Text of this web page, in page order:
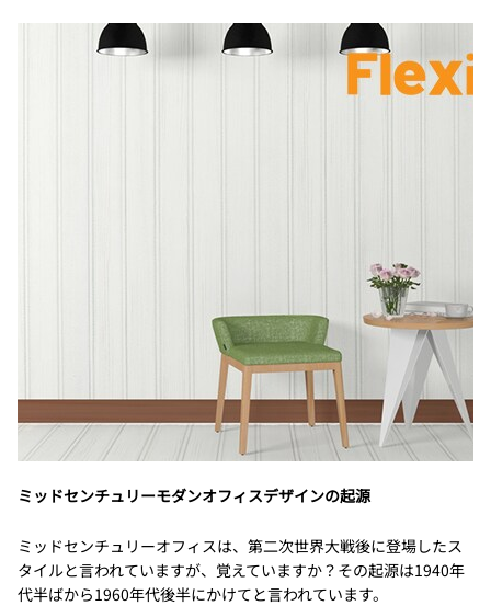
ミッドセンチュリーモダンオフィスデザインの起源
ミッドセンチュリーオフィスは、第二次世界大戦後に登場したス
タイルと言われていますが、覚えていますか？その起源は1940年
代半ばから1960年代後半にかけてと言われています。